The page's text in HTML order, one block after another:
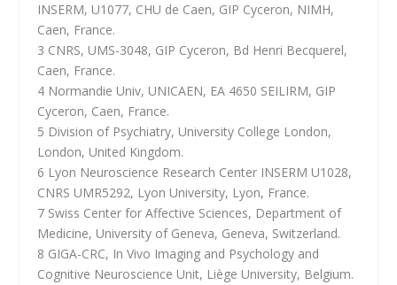
INSERM, U1077, CHU de Caen, GIP Cyceron, NIMH,
Caen, France.
3 CNRS, UMS-3048, GIP Cyceron, Bd Henri Becquerel,
Caen, France.
4 Normandie Univ, UNICAEN, EA 4650 SEILIRM, GIP
Cyceron, Caen, France.
5 Division of Psychiatry, University College London,
London, United Kingdom.
6 Lyon Neuroscience Research Center INSERM U1028,
CNRS UMR5292, Lyon University, Lyon, France.
7 Swiss Center for Affective Sciences, Department of
Medicine, University of Geneva, Geneva, Switzerland.
8 GIGA-CRC, In Vivo Imaging and Psychology and
Cognitive Neuroscience Unit, Liège University, Belgium.